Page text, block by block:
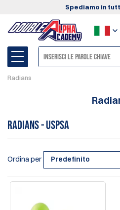
Spediamo in
Radians
Radians - USPSA
Ordina per